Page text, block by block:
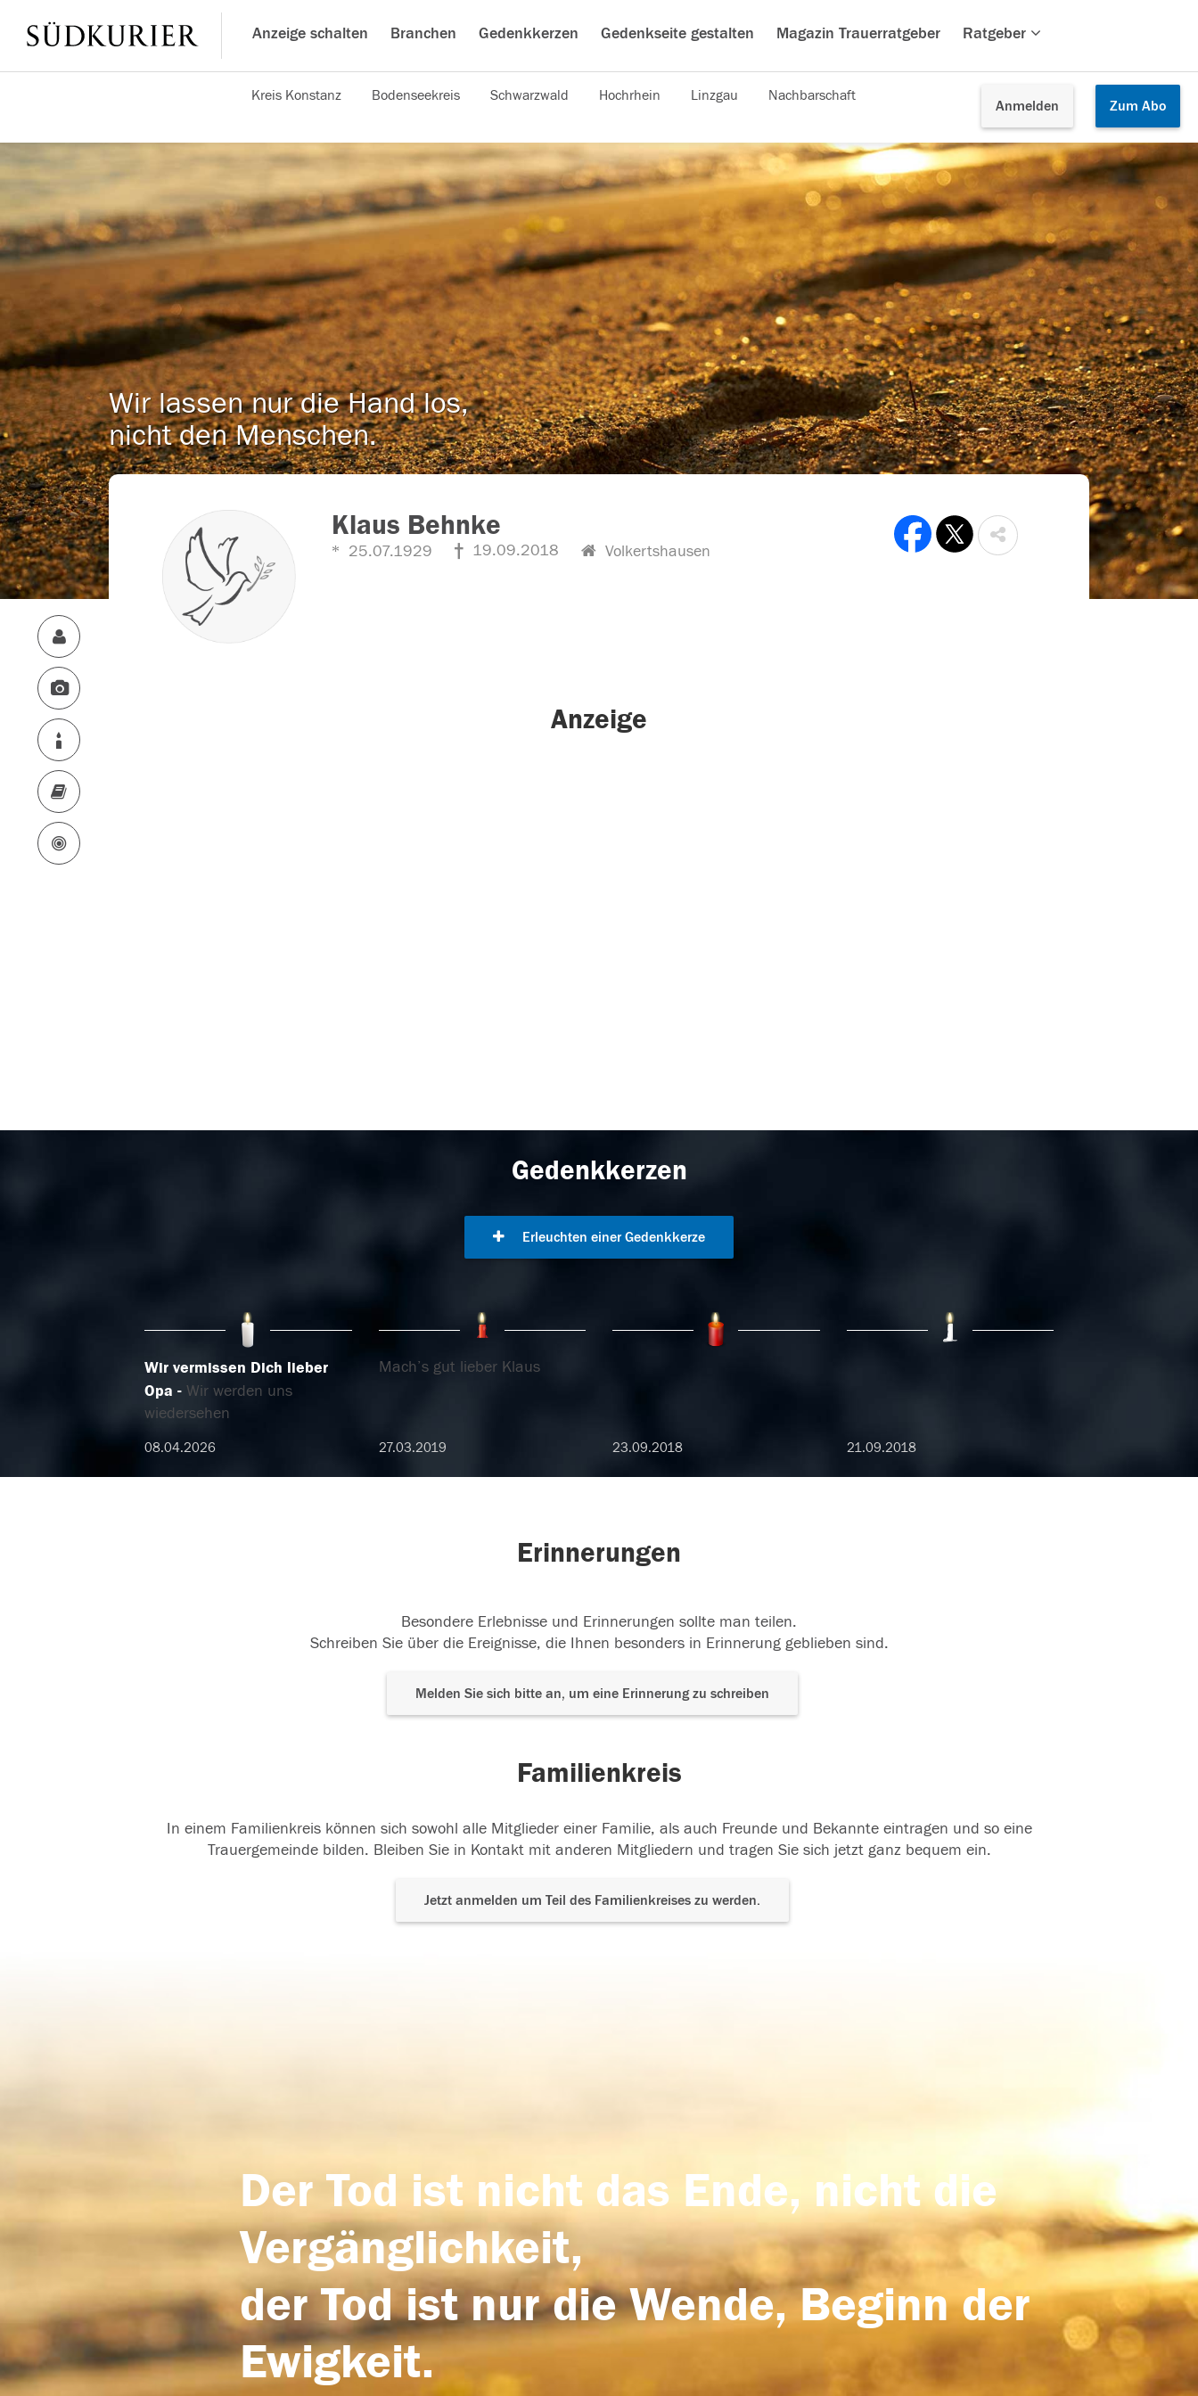
Anzeige schalten Branchen Gedenkkerzen Gedenkseite gestalten Magazin Trauerratgeber Ratgeber
Anmelden Zum Abo
Kreis Konstanz Bodenseekreis Schwarzwald Hochrhein Linzgau Nachbarschaft
Wir lassen nur die Hand los,
nicht den Menschen.
Klaus Behnke
25.07.1929 19.09.2018 Volkertshausen
Anzeige
Gedenkkerzen
Erleuchten einer Gedenkkerze
Wir vermissen Dich lieber
Opa
Wir werden uns
wiedersehen
08.04.2026
Mach’s gut lieber Klaus
27.03.2019 23.09.2018 21.09.2018
Erinnerungen
Besondere Erlebnisse und Erinnerungen sollte man teilen.
Schreiben Sie über die Ereignisse, die Ihnen besonders in Erinnerung geblieben sind.
Melden Sie sich bitte an, um eine Erinnerung zu schreiben
Familienkreis
In einem Familienkreis können sich sowohl alle Mitglieder einer Familie, als auch Freunde und Bekannte eintragen und so eine
Trauergemeinde bilden. Bleiben Sie in Kontakt mit anderen Mitgliedern und tragen Sie sich jetzt ganz bequem ein.
Jetzt anmelden um Teil des Familienkreises zu werden.
Der Tod ist nicht das Ende, nicht die
Vergänglichkeit,
der Tod ist nur die Wende, Beginn der
Ewigkeit.